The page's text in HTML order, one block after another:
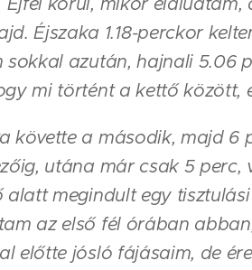
Éjszaka 1.18-perckor
sokkal azután, hajnali 5.06
mi történt a kettő között,
követte a második, majd 6
utána már csak 5
megindult egy
az első fél órában
előtte jósló fájásaim, de